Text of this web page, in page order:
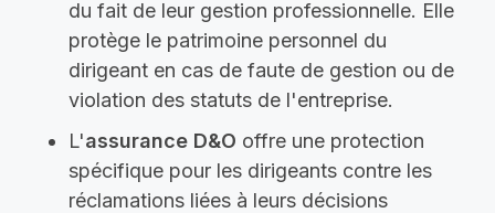
du fait de leur gestion professionnelle. Elle
protège le patrimoine personnel du
dirigeant en cas de faute de gestion ou de
violation des statuts de l'entreprise.
L'assurance D&O offre une protection
spécifique pour les dirigeants contre les
réclamations liées à leurs décisions